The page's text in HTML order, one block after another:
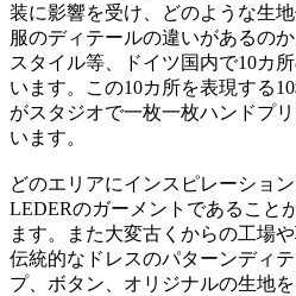
装に影響を受け、どのような生
服のディテールの違いがあるの
スタイル等、ドイツ国内で10カ
います。この10カ所を表現する
がスタジオで一枚一枚ハンドプ
います。
どのエリアにインスピレーショ
LEDERのガーメントであること
ます。また大変古くからの工場
伝統的なドレスのパターンディ
プ、ボタン、オリジナルの生地